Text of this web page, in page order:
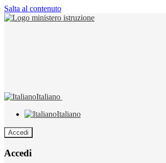
Salta al contenuto
Italiano
Italiano
Accedi
Accedi